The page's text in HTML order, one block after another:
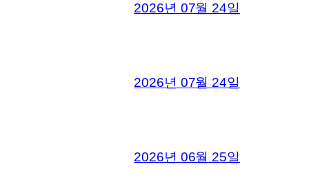
2026년 07월 24일
2026년 07월 24일
2026년 06월 25일